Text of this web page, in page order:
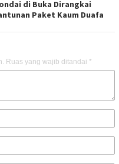
di Buka Dirangkai
Paket Kaum Duafa
Ruas yang wajib ditandai *